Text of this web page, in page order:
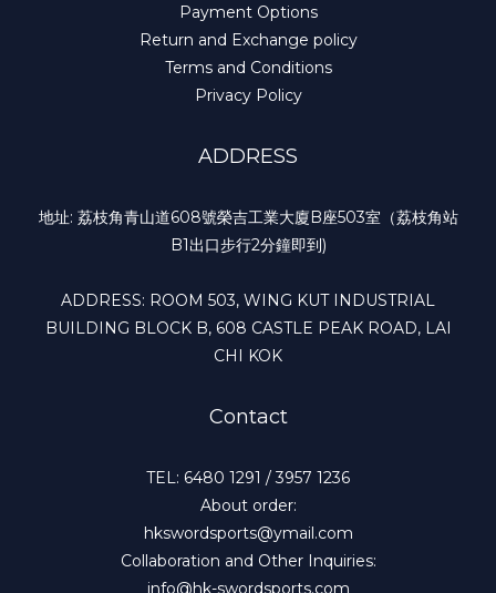
Payment Options
Return and Exchange policy
Terms and Conditions
Privacy Policy
ADDRESS
地址: 荔枝角青山道608號榮吉工業大廈B座503室（荔枝角站
B1出口步行2分鐘即到)
ADDRESS: ROOM 503, WING KUT INDUSTRIAL
BUILDING BLOCK B, 608 CASTLE PEAK ROAD, LAI
CHI KOK
Contact
TEL: 6480 1291 / 3957 1236
About order:
hkswordsports@ymail.com
Collaboration and Other Inquiries:
info@hk-swordsports.com